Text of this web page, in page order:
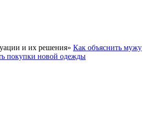
и их решения» Как объяснить мужу
покупки новой одежды